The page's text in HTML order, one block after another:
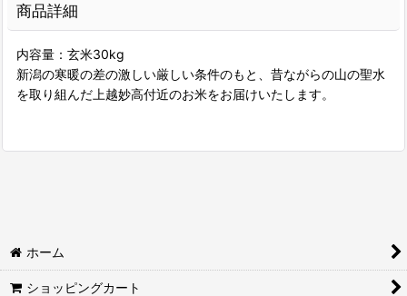
商品詳細
内容量：玄米30kg
新潟の寒暖の差の激しい厳しい条件のもと、昔ながらの山の聖水
を取り組んだ上越妙高付近のお米をお届けいたします。
ホーム
ショッピングカート